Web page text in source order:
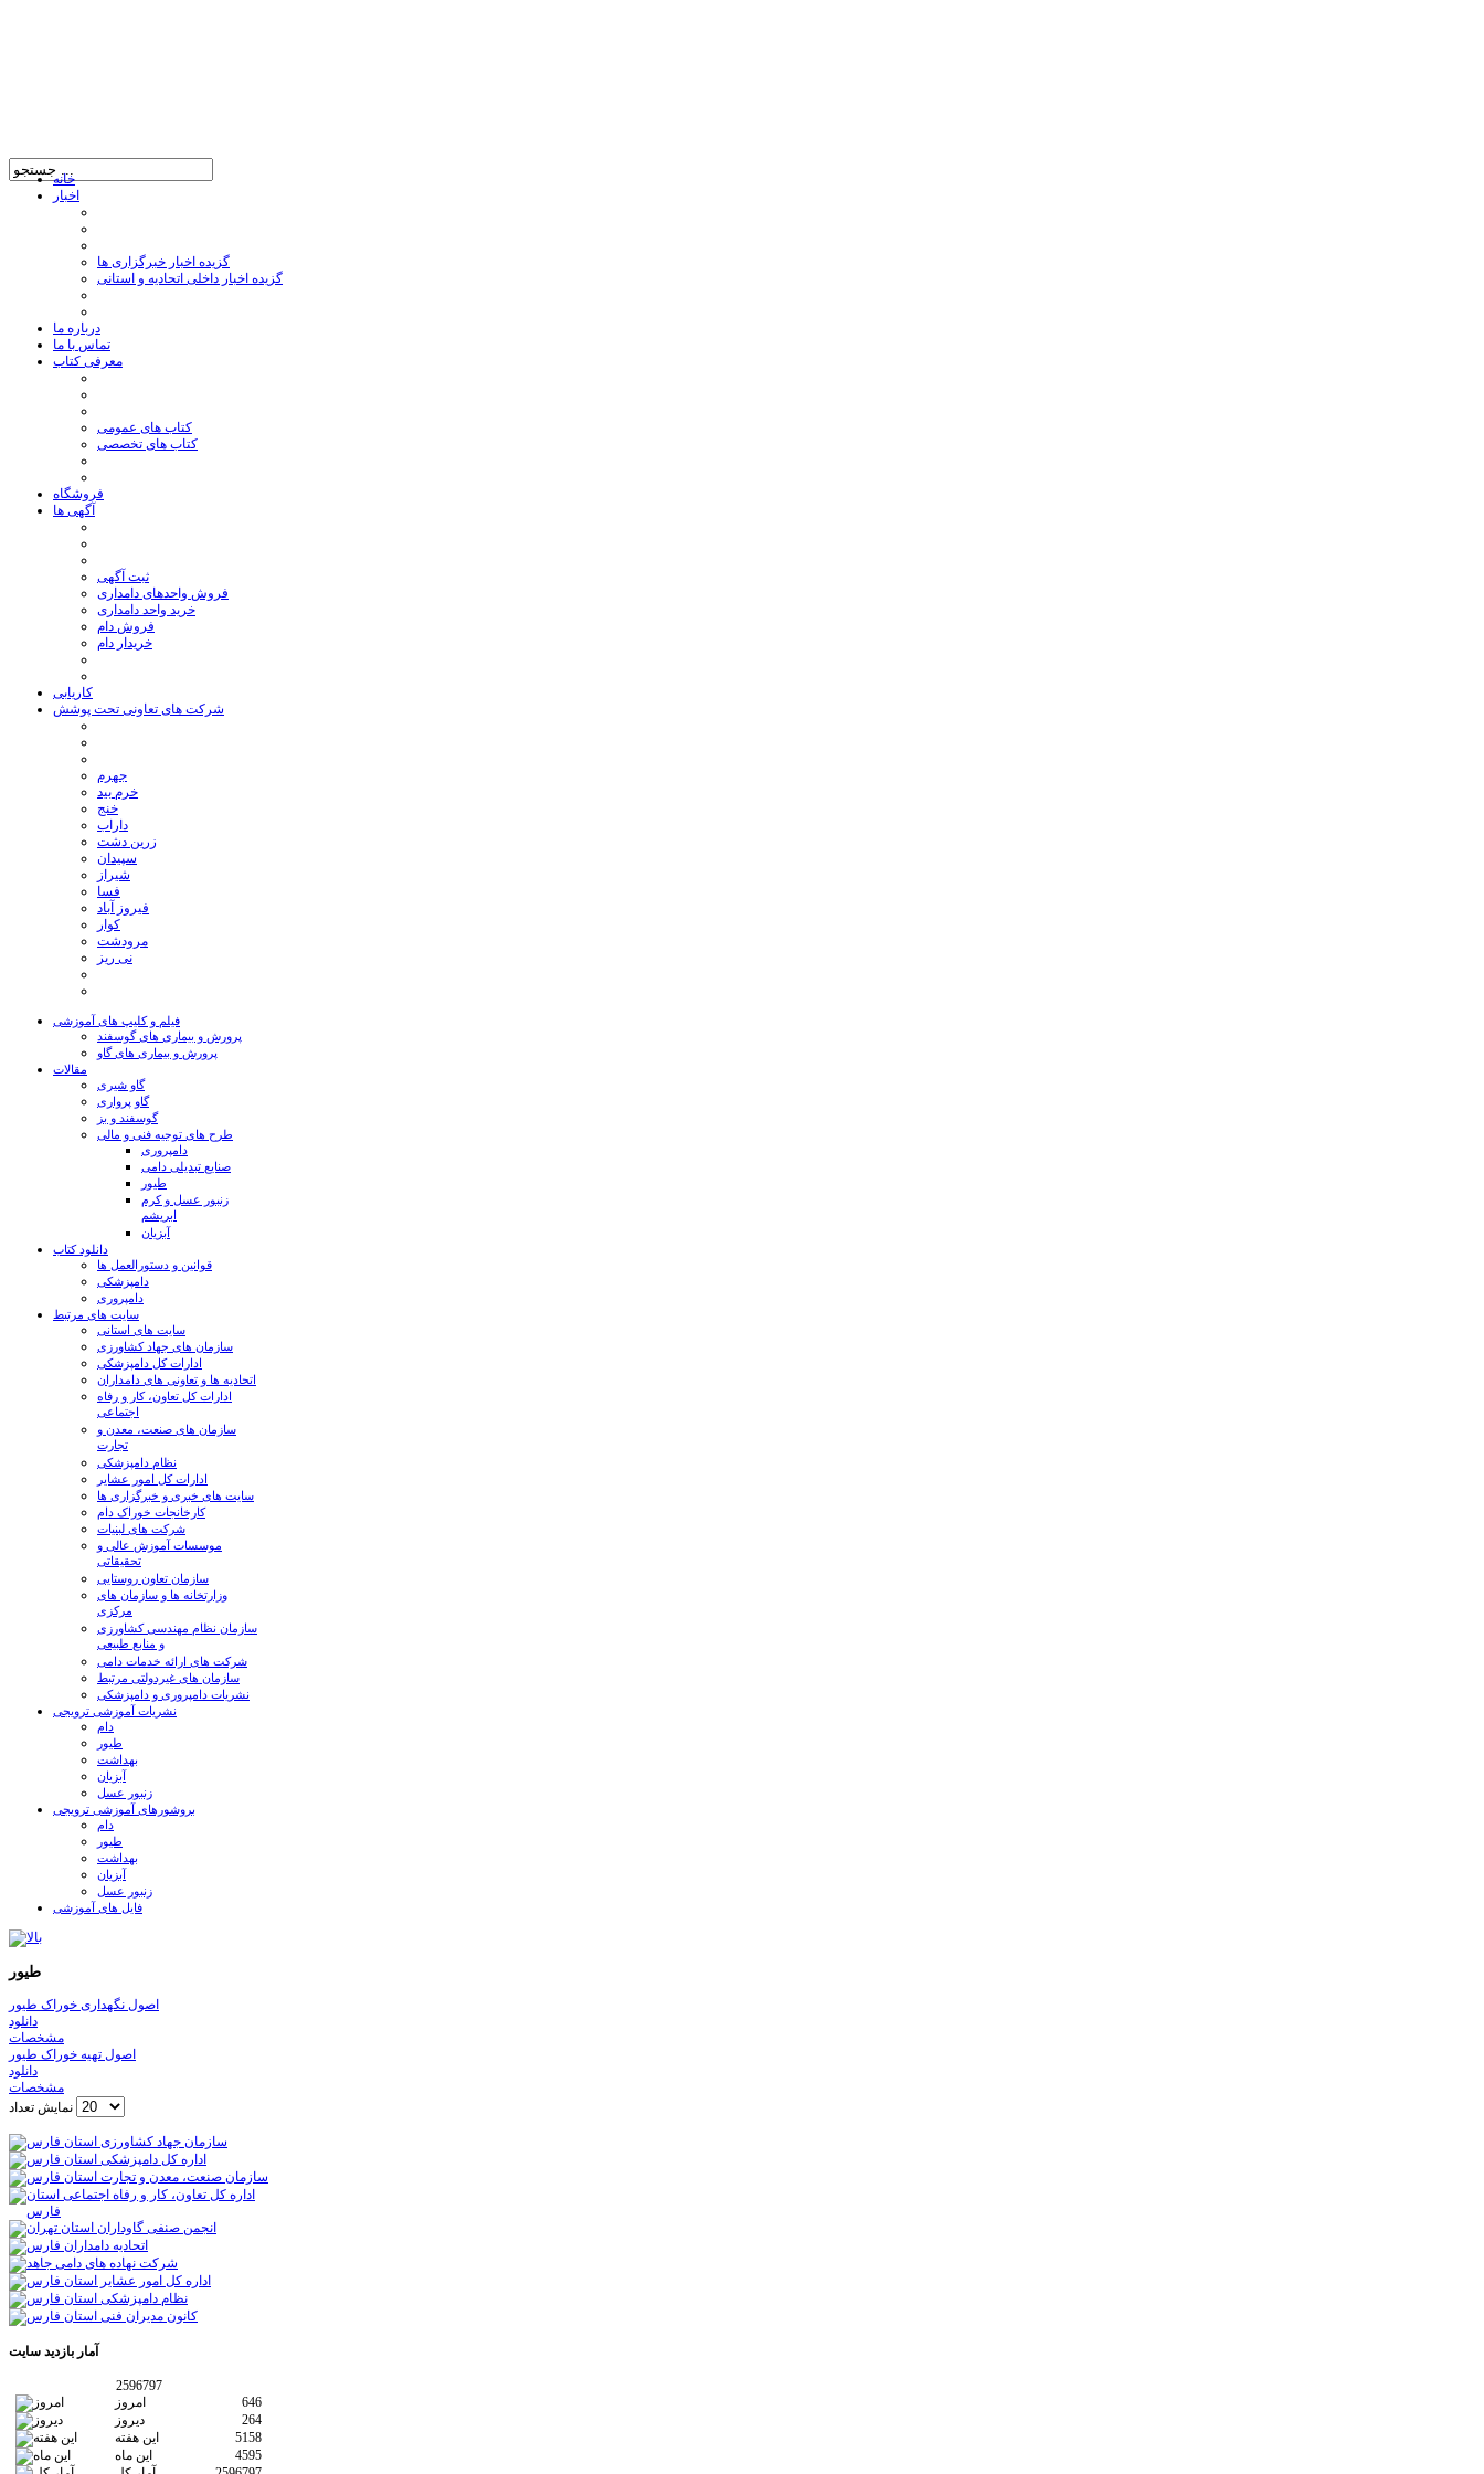
خانه
اخبار
گزیده اخبار خبرگزاری ها
گزیده اخبار داخلی اتحادیه و استانی
درباره ما
تماس با ما
معرفی کتاب
کتاب های عمومی
کتاب های تخصصی
فروشگاه
آگهی ها
ثبت آگهی
فروش واحدهای دامداری
خرید واحد دامداری
فروش دام
خریدار دام
کاریابی
شرکت های تعاونی تحت پوشش
جهرم
خرم بید
خنج
داراب
زرین دشت
سپیدان
شیراز
فسا
فیروز آباد
کوار
مرودشت
نی ریز
فیلم و کلیپ های آموزشی
پرورش و بیماری های گوسفند
پرورش و بیماری های گاو
مقالات
گاو شیری
گاو پرواری
گوسفند و بز
طرح های توجیه فنی و مالی
دامپروری
صنایع تبدیلی دامی
طیور
زنبور عسل و کرم
ابریشم
آبزیان
دانلود کتاب
قوانین و دستورالعمل ها
دامپزشکی
دامپروری
سایت های مرتبط
سایت های استانی
سازمان های جهاد کشاورزی
ادارات کل دامپزشکی
اتحادیه ها و تعاونی های دامداران
ادارات کل تعاون، کار و رفاه
اجتماعی
سازمان های صنعت، معدن و
تجارت
نظام دامپزشکی
ادارات کل امور عشایر
سایت های خبری و خبرگزاری ها
کارخانجات خوراک دام
شرکت های لبنیات
موسسات آموزش عالی و
تحقیقاتی
سازمان تعاون روستایی
وزارتخانه ها و سازمان های
مرکزی
سازمان نظام مهندسی کشاورزی
و منابع طبیعی
شرکت های ارائه خدمات دامی
سازمان های غیردولتی مرتبط
نشریات دامپروری و دامپزشکی
نشریات آموزشی ترویجی
دام
طیور
بهداشت
آبزیان
زنبور عسل
بروشورهای آموزشی ترویجی
دام
طیور
بهداشت
آبزیان
زنبور عسل
فایل های آموزشی
طیور
اصول نگهداری خوراک طیور
دانلود
مشخصات
اصول تهیه خوراک طیور
دانلود
مشخصات
آمار بازدید سایت
2596797
امروز
646
دیروز
264
این هفته
5158
این ماه
4595